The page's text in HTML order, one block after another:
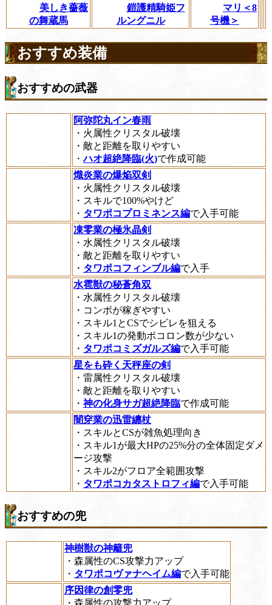
美しき薔薇
の舞蔵馬
鎧護精騎姫フ
ルングニル
マリ＜8
号機＞
おすすめ装備
おすすめの武器
阿弥陀丸イン春雨
・火属性クリスタル破壊
・敵と距離を取りやすい
・ハオ超絶降臨(火)で作成可能
熾炎業の爆焔双剣
・火属性クリスタル破壊
・スキルで100%やけど
・ タワポコプロミネンス編で入手可能
凍零業の極氷晶剣
・水属性クリスタル破壊
・敵と距離を取りやすい
・ タワポコフィンブル編で入手
水雹獣の秘蒼角双
・水属性クリスタル破壊
・コンボが稼ぎやすい
・スキル1とCSでシビレを狙える
・スキル1の発動ポコロン数が少ない
・ タワポコミズガルズ編で入手可能
星をも砕く天秤座の剣
・雷属性クリスタル破壊
・敵と距離を取りやすい
・神の化身サガ超絶降臨で作成可能
闇穿業の迅雷纏杖
・スキルとCSが雑魚処理向き
・スキル1が最大HPの25%分の全体固定ダメ
ージ攻撃
・スキル2がフロア全範囲攻撃
・ タワポコカタストロフィ編で入手可能
おすすめの兜
神樹獣の神籬兜
・森属性のCS攻撃力アップ
・ タワポコヴァナヘイム編で入手可能
序因律の創零兜
・森属性の攻撃力アップ